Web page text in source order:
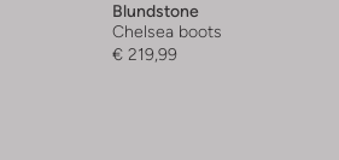
Blundstone
Chelsea boots
€ 219,99